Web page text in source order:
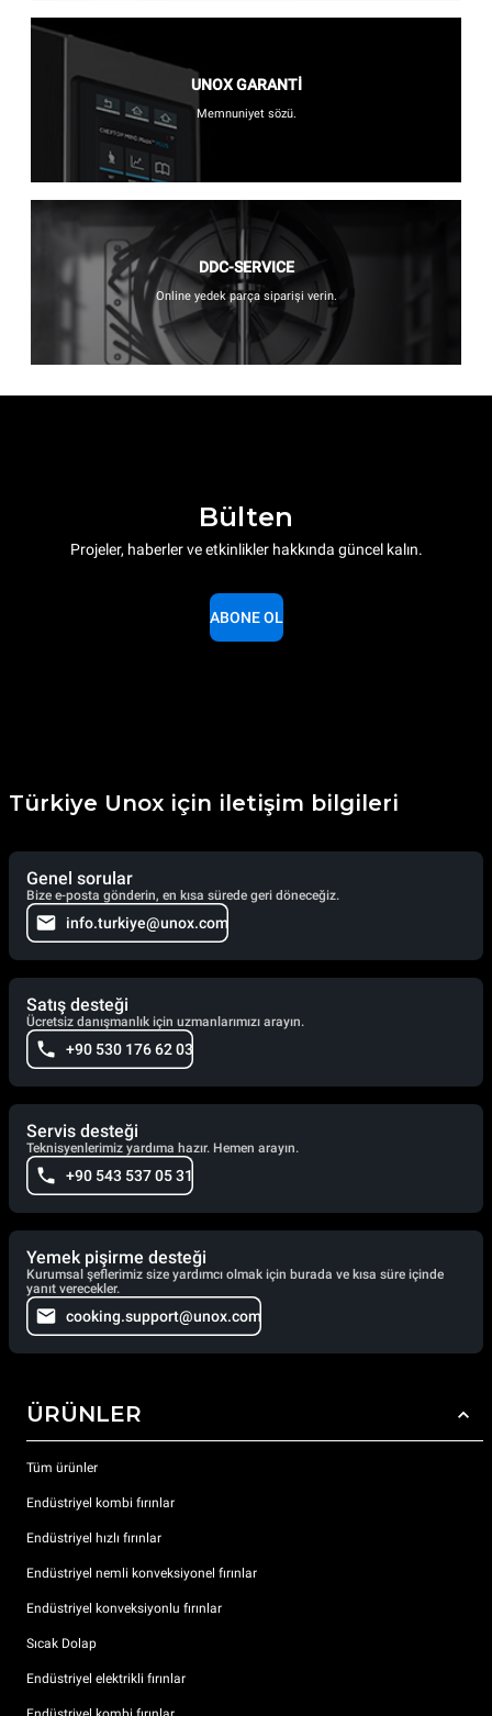
UNOX GARANTİ
Memnuniyet sözü.
DDC-SERVICE
Online yedek parça siparişi verin.
Bülten
Projeler, haberler ve etkinlikler hakkında güncel kalın.
ABONE OL
Türkiye Unox için iletişim bilgileri
Genel sorular
Bize e-posta gönderin, en kısa sürede geri döneceğiz.
info.turkiye@unox.com
Satış desteği
Ücretsiz danışmanlık için uzmanlarımızı arayın.
+90 530 176 62 03
Servis desteği
Teknisyenlerimiz yardıma hazır. Hemen arayın.
+90 543 537 05 31
Yemek pişirme desteği
Kurumsal şeflerimiz size yardımcı olmak için burada ve kısa süre içinde
yanıt verecekler.
cooking.support@unox.com
ÜRÜNLER
Tüm ürünler
Endüstriyel kombi fırınlar
Endüstriyel hızlı fırınlar
Endüstriyel nemli konveksiyonel fırınlar
Endüstriyel konveksiyonlu fırınlar
Sıcak Dolap
Endüstriyel elektrikli fırınlar